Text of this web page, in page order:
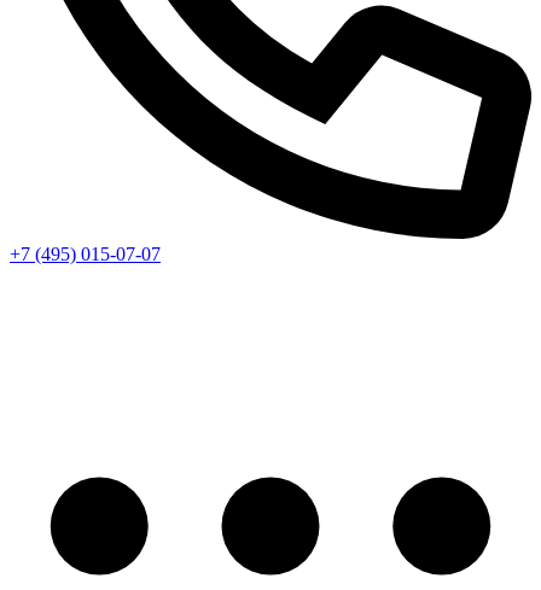
+7 (495) 015-07-07